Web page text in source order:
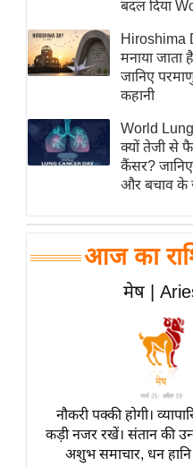
ई-पेपर
मिसाल बेमिसाल
शख्सियत
यंग इंडिया
साहित्य जगत
ऑटो वर्ल्ड
मनोरंजन जगत
बॉलीवुड
हॉलीवुड
Breaking
लाइफस्टाइल
टेक्नॉलॉजी
ब्यूटी/फैशन
बदल दिया
Hiroshima
मनाया जाता
जानिए
कहानी
World
क्यों तेजी से
कैंसर?
और बचाव के
आज का
मेष |
नौकरी पक्की होगी।
कड़ी नजर रखें। संतान की
अशुभ समाचार, धन हानि